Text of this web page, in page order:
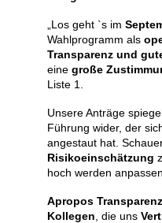
„Los geht `s im
Wahlprogramm als
Transparenz und
eine große
Liste 1.
Unsere Anträge
Führung wider, der
angestaut hat.
Risikoeinschätzung
hoch werden
Apropos Transparenz
Kollegen , die uns